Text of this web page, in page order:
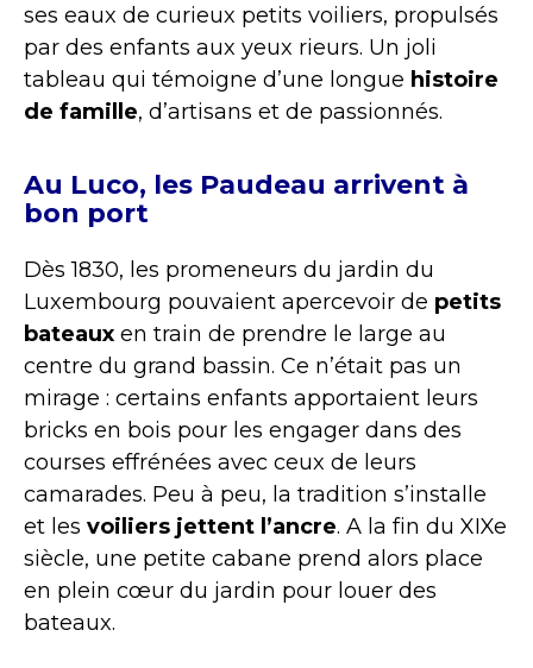
ses eaux de curieux petits voiliers, propulsés
par des enfants aux yeux rieurs. Un joli
tableau qui témoigne d’une longue histoire
de famille, d’artisans et de passionnés.
Au Luco, les Paudeau arrivent à
bon port
Dès 1830, les promeneurs du jardin du
Luxembourg pouvaient apercevoir de petits
bateaux en train de prendre le large au
centre du grand bassin. Ce n’était pas un
mirage : certains enfants apportaient leurs
bricks en bois pour les engager dans des
courses effrénées avec ceux de leurs
camarades. Peu à peu, la tradition s’installe
et les voiliers jettent l’ancre. A la fin du XIXe
siècle, une petite cabane prend alors place
en plein cœur du jardin pour louer des
bateaux.